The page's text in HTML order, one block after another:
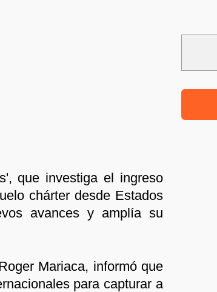
que investiga el ingreso
chárter desde Estados
avances y amplía su
Mariaca, informó que
para capturar a